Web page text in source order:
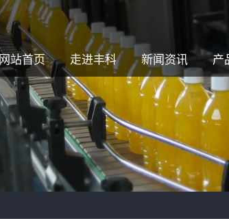
网站首页 走进丰科 新闻资讯 产